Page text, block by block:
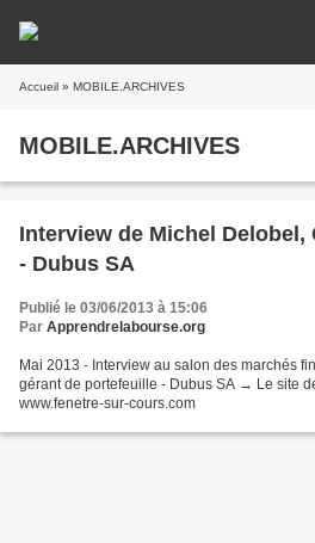
Accueil » MOBILE.ARCHIVES
MOBILE.ARCHIVES
Interview de Michel Delobel,
- Dubus SA
Publié le 03/06/2013 à 15:06
Par Apprendrelabourse.org
Mai 2013 - Interview au salon des marchés
gérant de portefeuille - Dubus SA → Le site
www.fenetre-sur-cours.com